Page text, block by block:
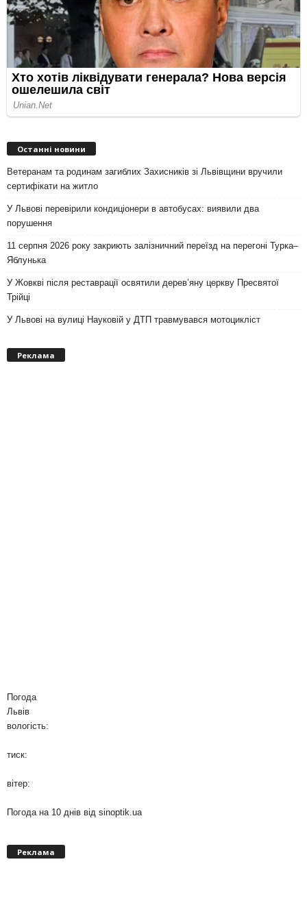
Останні новини
Ветеранам та родинам загиблих Захисників зі Львівщини вручили
сертифікати на житло
У Львові перевірили кондиціонери в автобусах: виявили два
порушення
11 серпня 2026 року закриють залізничний переїзд на перегоні Турка–
Яблунька
У Жовкві після реставрації освятили дерев’яну церкву Пресвятої
Трійці
У Львові на вулиці Науковій у ДТП травмувався мотоцикліст
Реклама
Погода
Львів
вологість:
тиск:
вітер:
Погода на 10 днів від sinoptik.ua
Реклама